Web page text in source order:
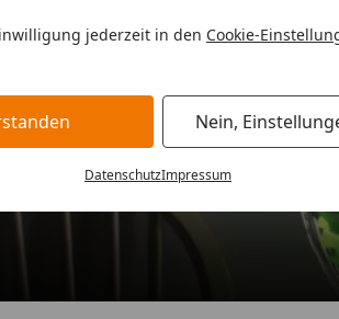
jederzeit in den Cookie-
Nein,
DatenschutzImpressum